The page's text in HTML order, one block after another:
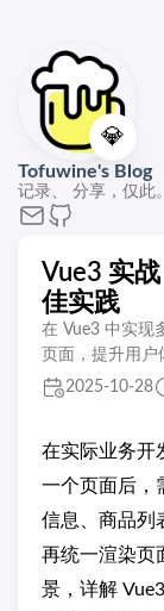
💎
Tofuwine's Blog
记录、 分享，仅此。
Vue3 实
佳实践
在 Vue3 中实现
页面，提升用户
2025-10-28
在实际业务开
一个页面后，
信息、商品列
再统一渲染页
景，详解